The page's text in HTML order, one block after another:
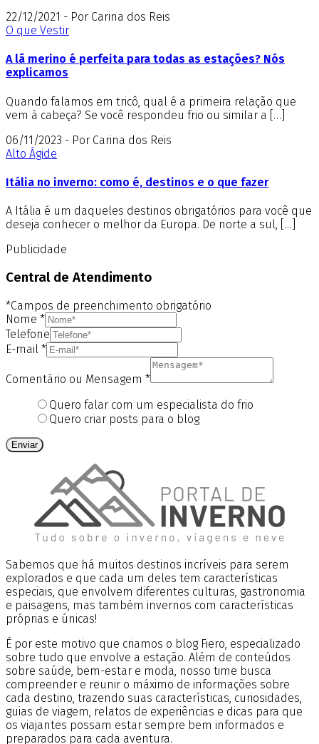
22/12/2021 - Por Carina dos Reis
O que Vestir
A lã merino é perfeita para todas as estações? Nós
explicamos
Quando falamos em tricô, qual é a primeira relação que
vem à cabeça? Se você respondeu frio ou similar a […]
06/11/2023 - Por Carina dos Reis
Alto Ágide
Itália no inverno: como é, destinos e o que fazer
A Itália é um daqueles destinos obrigatórios para você que
deseja conhecer o melhor da Europa. De norte a sul, […]
Publicidade
Central de Atendimento
*Campos de preenchimento obrigatório
Nome *
Telefone
E-mail *
Comentário ou Mensagem *
Quero falar com um especialista do frio
Quero criar posts para o blog
Enviar
Sabemos que há muitos destinos incríveis para serem
explorados e que cada um deles tem características
especiais, que envolvem diferentes culturas, gastronomia
e paisagens, mas também invernos com características
próprias e únicas!
É por este motivo que criamos o blog Fiero, especializado
sobre tudo que envolve a estação. Além de conteúdos
sobre saúde, bem-estar e moda, nosso time busca
compreender e reunir o máximo de informações sobre
cada destino, trazendo suas características, curiosidades,
guias de viagem, relatos de experiências e dicas para que
os viajantes possam estar sempre bem informados e
preparados para cada aventura.